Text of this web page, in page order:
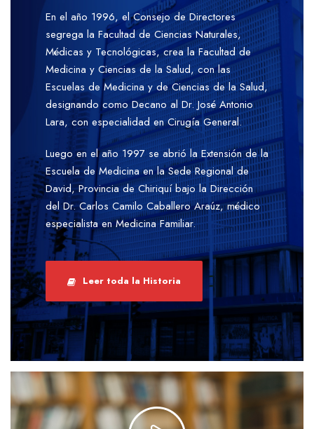
En el año 1996, el Consejo de Directores
segrega la Facultad de Ciencias Naturales,
Médicas y Tecnológicas, crea la Facultad de
Medicina y Ciencias de la Salud, con las
Escuelas de Medicina y de Ciencias de la Salud,
designando como Decano al Dr. José Antonio
Lara, con especialidad en Cirugía General.
Luego en el año 1997 se abrió la Extensión de la
Escuela de Medicina en la Sede Regional de
David, Provincia de Chiriquí bajo la Dirección
del Dr. Carlos Camilo Caballero Araúz, médico
especialista en Medicina Familiar.
Leer toda la Historia